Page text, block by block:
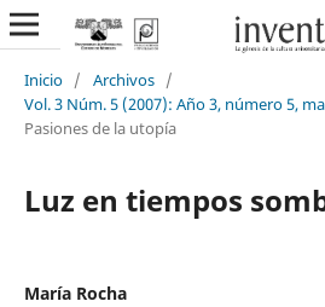
Inicio / Archivos /
Vol. 3 Núm. 5 (2007): Año 3, número 5,
Pasiones de la utopía
Luz en tiempos
María Rocha